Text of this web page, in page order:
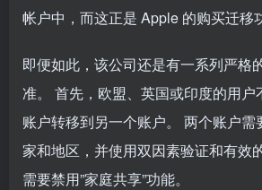
帐户中，而这正是 Apple 的购买迁移
即便如此，该公司还是有一系列严格
准。 首先，欧盟、英国或印度的用户
账户转移到另一个账户。 两个账户需
家和地区，并使用双因素验证和有效
需要禁用”家庭共享”功能。